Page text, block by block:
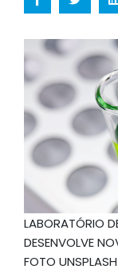
LABORATÓRIO
DESENVOLVE
FOTO UNSPLASH